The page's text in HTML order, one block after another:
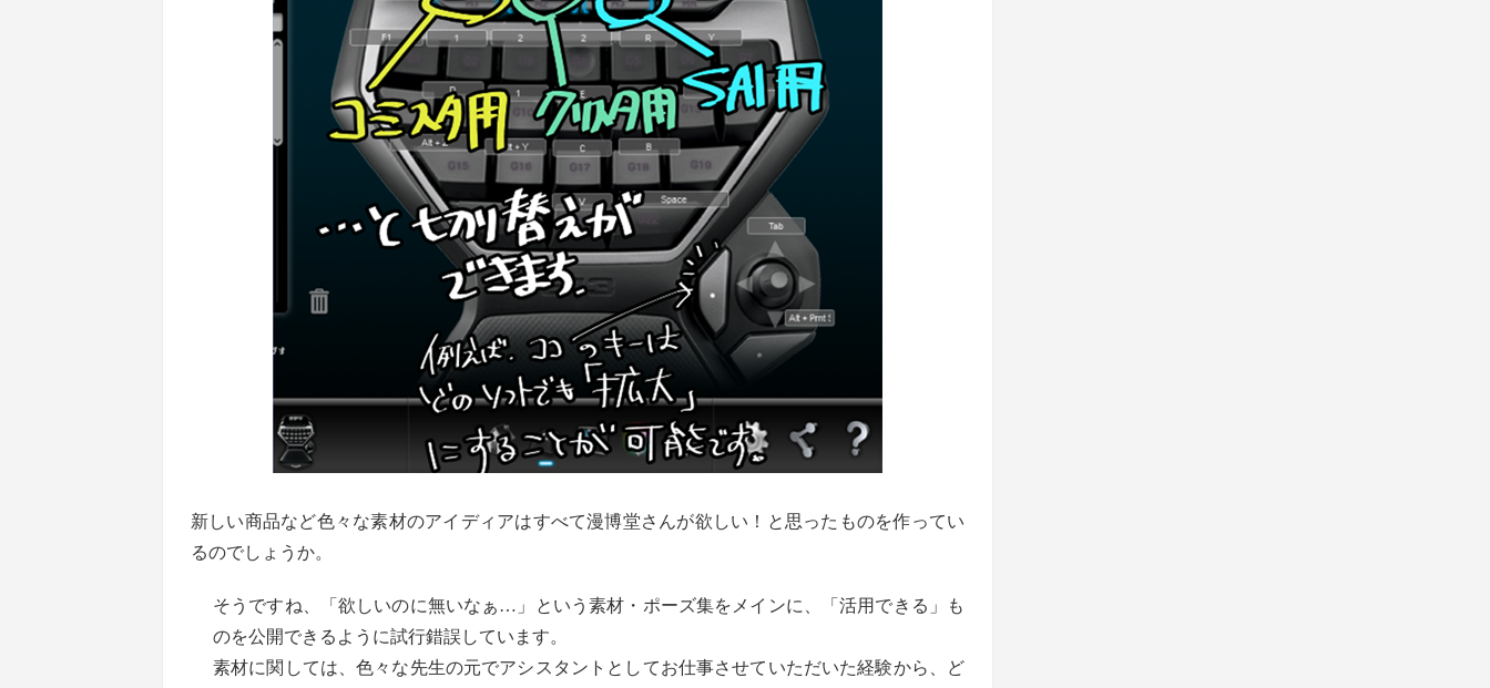
新しい商品など色々な素材のアイディアはすべて漫博堂さんが欲しい！と思ったものを作ってい
るのでしょうか。
そうですね、「欲しいのに無いなぁ…」という素材・ポーズ集をメインに、「活用できる」も
のを公開できるように試行錯誤しています。
素材に関しては、色々な先生の元でアシスタントとしてお仕事させていただいた経験から、ど